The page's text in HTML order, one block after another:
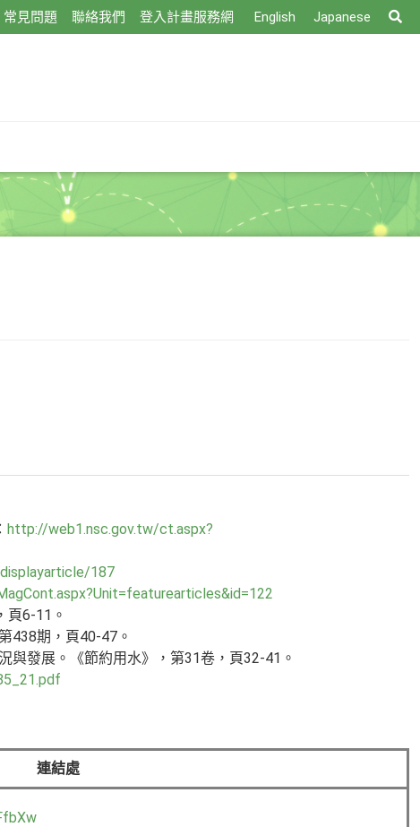
常見問題 聯絡我們 登入計畫服務網 English Japanese
尋
http://web1.nsc.gov.tw/ct.aspx?
187
頁6-11。
438期，頁40-47。
與發展。《節約用水》，第31卷，頁32-41。
連結處